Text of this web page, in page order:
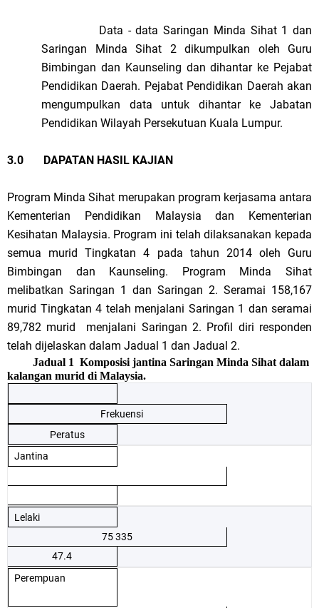
Data - data Saringan Minda Sihat 1 dan
Saringan Minda Sihat 2 dikumpulkan oleh Guru
Bimbingan dan Kaunseling dan dihantar ke Pejabat
Pendidikan Daerah. Pejabat Pendidikan Daerah akan
mengumpulkan data untuk dihantar ke Jabatan
Pendidikan Wilayah Persekutuan Kuala Lumpur.
3.0 DAPATAN HASIL KAJIAN
Program Minda Sihat merupakan program kerjasama antara
Kementerian Pendidikan Malaysia dan Kementerian
Kesihatan Malaysia. Program ini telah dilaksanakan kepada
semua murid Tingkatan 4 pada tahun 2014 oleh Guru
Bimbingan dan Kaunseling. Program Minda Sihat
melibatkan Saringan 1 dan Saringan 2. Seramai 158,167
murid Tingkatan 4 telah menjalani Saringan 1 dan seramai
89,782 murid menjalani Saringan 2. Profil diri responden
telah dijelaskan dalam Jadual 1 dan Jadual 2.
Jadual 1
Komposisi jantina Saringan Minda Sihat dalam
kalangan murid di Malaysia.
Frekuensi
Peratus
Jantina
Lelaki
75 335
47.4
Perempuan